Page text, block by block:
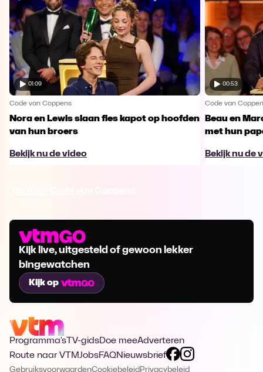
01:09
Code van Coppens
Nora en Lewis slaan fles kapot op hoofden
van hun broers
Bekijk nu de video
00:53
Code van
Beau en
met hun
Bekijk nu de
Kijk live, uitgesteld of gewoon lekker
bingewatchen
Kijk op
Programma's TV-gidsDoe meeAdverteren
Route naar VTMJobsFAQNieuwsbrief
GebruiksvoorwaardenCookiebeleid Privacybeleid